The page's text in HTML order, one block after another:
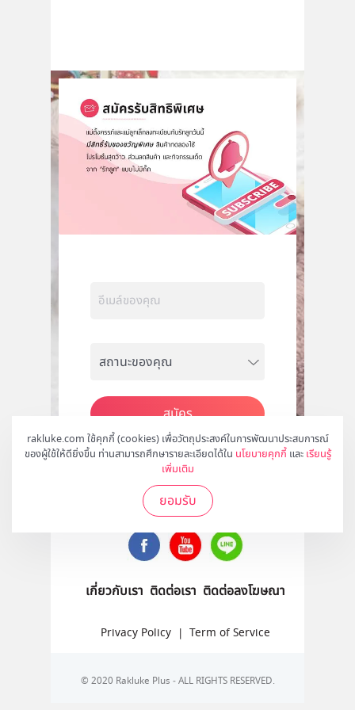
rakluke.com ใช้คุกกี้ (cookies) เพื่อวัตถุประสงค์ในการพัฒนาประสบการณ์
ของผู้ใช้ให้ดียิ่งขึ้น ท่านสามารถศึกษารายละเอียดได้ใน นโยบายคุกกี้ และ เรียนรู้
เพิ่มเติม
ยอมรับ
สมัคร
ติดตามเราได้ที่
เกี่ยวกับเรา ติดต่อเรา ติดต่อลงโฆษณา
Privacy Policy | Term of Service
© 2020 Rakluke Plus - ALL RIGHTS RESERVED.